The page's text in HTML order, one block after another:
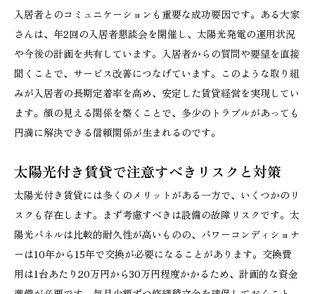
入居者とのコミュニケーションも重要な成功要因です。ある大家
さんは、年2回の入居者懇談会を開催し、太陽光発電の運用状況
や今後の計画を共有しています。入居者からの質問や要望を直接
聞くことで、サービス改善につなげています。このような取り組
みが入居者の長期定着率を高め、安定した賃貸経営を実現してい
ます。顔の見える関係を築くことで、多少のトラブルがあっても
円満に解決できる信頼関係が生まれるのです。
太陽光付き賃貸で注意すべきリスクと対策
太陽光付き賃貸には多くのメリットがある一方で、いくつかのリ
スクも存在します。まず考慮すべきは設備の故障リスクです。太
陽光パネルは比較的耐久性が高いものの、パワーコンディショナ
ーは10年から15年で交換が必要になることがあります。交換費
用は1台あたり20万円から30万円程度かかるため、計画的な資金